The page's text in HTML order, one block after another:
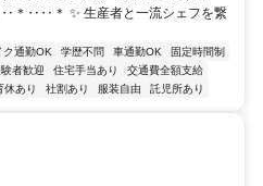
＊‥‥＊ ✨ 生産者と一流シェフを繋
ク通勤OK 学歴不問 車通勤OK
固定時間制
者歓迎 住宅手当あり
交通費全額支給
休あり 社割あり 服装自由 託児所あり